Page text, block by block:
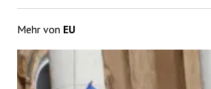
Mehr von EU